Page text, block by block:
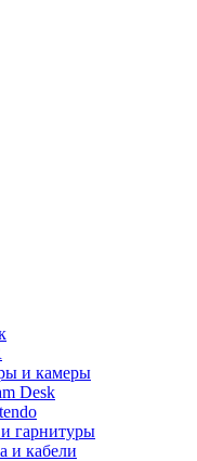
и камеры
Desk
гарнитуры
и кабели